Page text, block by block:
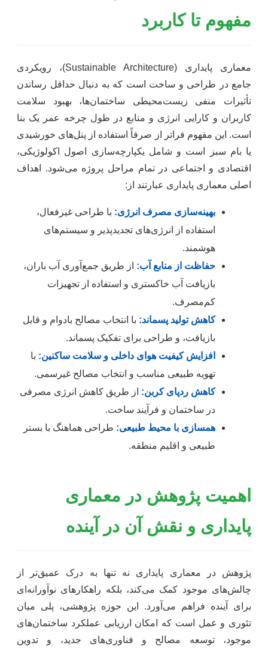
مفهوم تا کاربرد
معماری پایداری (Sustainable Architecture)، رویکردی
جامع در طراحی و ساخت است که به دنبال حداقل رساندن
تأثیرات منفی زیست‌محیطی ساختمان‌ها، بهبود سلامت
کاربران و کارایی انرژی و منابع در طول چرخه عمر یک بنا
است. این مفهوم فراتر از صرفاً استفاده از پنل‌های خورشیدی
یا بام سبز است و شامل یکپارچه‌سازی اصول اکولوژیکی،
اقتصادی و اجتماعی در تمام مراحل پروژه می‌شود. اهداف
اصلی معماری پایداری عبارتند از:
بهینه‌سازی مصرف انرژی: با طراحی غیرفعال،
استفاده از انرژی‌های تجدیدپذیر و سیستم‌های
هوشمند.
حفاظت از منابع آب: از طریق جمع‌آوری آب باران،
بازیافت آب خاکستری و استفاده از تجهیزات
کم‌مصرف.
کاهش تولید پسماند: با انتخاب مصالح بادوام و قابل
بازیافت، و طراحی برای تفکیک پسماند.
افزایش کیفیت هوای داخلی و سلامت ساکنین: با
تهویه طبیعی مناسب و انتخاب مصالح غیرسمی.
کاهش ردپای کربن: از طریق کاهش انرژی مصرفی
در ساختمان و فرآیند ساخت.
همسازی با محیط طبیعی: طراحی هماهنگ با بستر
طبیعی و اقلیم منطقه.
اهمیت پژوهش در معماری
پایداری و نقش آن در آینده
پژوهش در معماری پایداری نه تنها به درک عمیق‌تر از
چالش‌های موجود کمک می‌کند، بلکه راهکارهای نوآورانه‌ای
برای آینده فراهم می‌آورد. این حوزه پژوهشی، پلی میان
تئوری و عمل است که امکان ارزیابی عملکرد ساختمان‌های
موجود، توسعه مصالح و فناوری‌های جدید، و تدوین